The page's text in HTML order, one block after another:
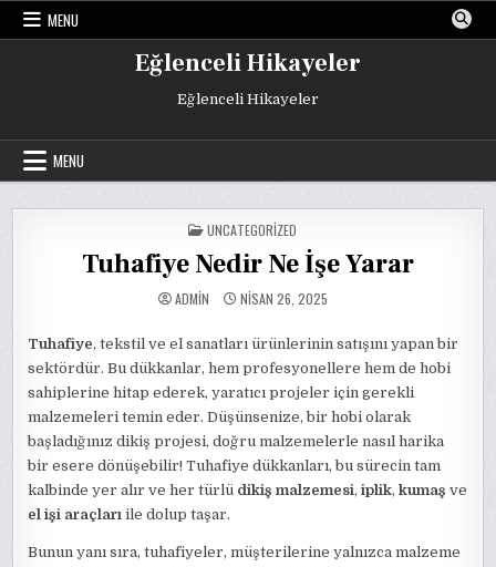
Skip
MENU
Eğlenceli Hikayeler
Eğlenceli Hikayeler
MENU
POSTED
IN
UNCATEGORIZED
Tuhafiye Nedir Ne İşe Yarar
ADMIN NISAN 26, 2025
Tuhafiye, tekstil ve el sanatları ürünlerinin satışını yapan bir
sektördür. Bu dükkanlar, hem profesyonellere hem de hobi
sahiplerine hitap ederek, yaratıcı projeler için gerekli
malzemeleri temin eder. Düşünsenize, bir hobi olarak
başladığınız dikiş projesi, doğru malzemelerle nasıl harika
bir esere dönüşebilir! Tuhafiye dükkanları, bu sürecin tam
kalbinde yer alır ve her türlü dikiş malzemesi,iplik,kumaş ve
el işi araçları ile dolup taşar.
Bunun yanı sıra, tuhafiyeler, müşterilerine yalnızca malzeme